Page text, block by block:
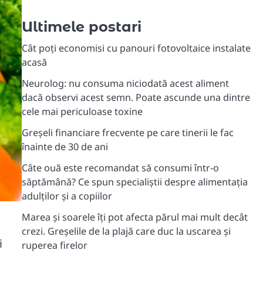
Ultimele postari
Cât poți economisi cu panouri fotovoltaice instalate
acasă
Neurolog: nu consuma niciodată acest aliment
dacă observi acest semn. Poate ascunde una dintre
cele mai periculoase toxine
Greșeli financiare frecvente pe care tinerii le fac
înainte de 30 de ani
Câte ouă este recomandat să consumi într-o
săptămână? Ce spun specialiștii despre alimentația
adulților și a copiilor
Marea și soarele îți pot afecta părul mai mult decât
crezi. Greșelile de la plajă care duc la uscarea și
ruperea firelor